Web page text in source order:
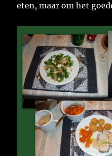
eten, maar om het